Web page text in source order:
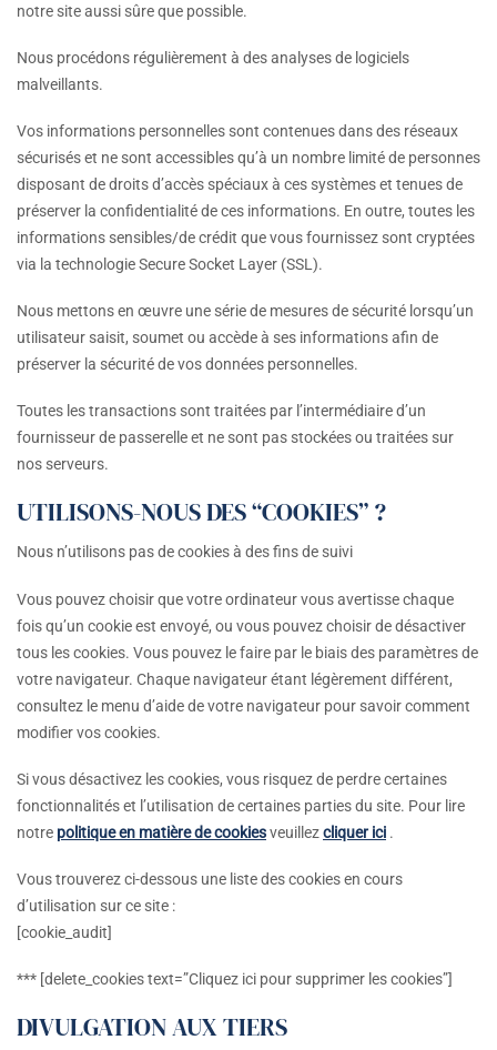
notre site aussi sûre que possible.
Nous procédons régulièrement à des analyses de logiciels
malveillants.
Vos informations personnelles sont contenues dans des réseaux
sécurisés et ne sont accessibles qu’à un nombre limité de personnes
disposant de droits d’accès spéciaux à ces systèmes et tenues de
préserver la confidentialité de ces informations. En outre, toutes les
informations sensibles/de crédit que vous fournissez sont cryptées
via la technologie Secure Socket Layer (SSL).
Nous mettons en œuvre une série de mesures de sécurité lorsqu’un
utilisateur saisit, soumet ou accède à ses informations afin de
préserver la sécurité de vos données personnelles.
Toutes les transactions sont traitées par l’intermédiaire d’un
fournisseur de passerelle et ne sont pas stockées ou traitées sur
nos serveurs.
UTILISONS-NOUS DES “COOKIES” ?
Nous n’utilisons pas de cookies à des fins de suivi
Vous pouvez choisir que votre ordinateur vous avertisse chaque
fois qu’un cookie est envoyé, ou vous pouvez choisir de désactiver
tous les cookies. Vous pouvez le faire par le biais des paramètres de
votre navigateur. Chaque navigateur étant légèrement différent,
consultez le menu d’aide de votre navigateur pour savoir comment
modifier vos cookies.
Si vous désactivez les cookies, vous risquez de perdre certaines
fonctionnalités et l’utilisation de certaines parties du site. Pour lire
notre politique en matière de cookiesveuillezcliquer ici .
Vous trouverez ci-dessous une liste des cookies en cours
d’utilisation sur ce site :
[cookie_audit]
*** [delete_cookies text=”Cliquez ici pour supprimer les cookies”]
DIVULGATION AUX TIERS